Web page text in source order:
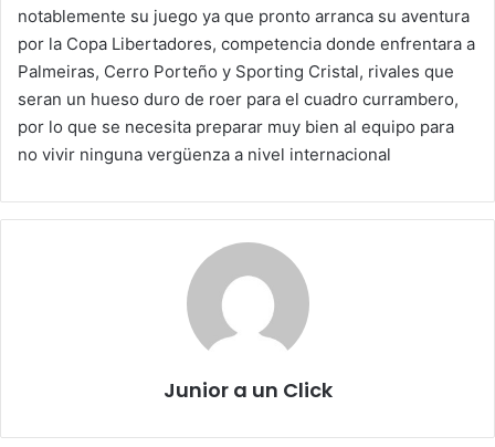
notablemente su juego ya que pronto arranca su aventura
por la Copa Libertadores, competencia donde enfrentara a
Palmeiras, Cerro Porteño y Sporting Cristal, rivales que
seran un hueso duro de roer para el cuadro currambero,
por lo que se necesita preparar muy bien al equipo para
no vivir ninguna vergüenza a nivel internacional
Junior a un Click